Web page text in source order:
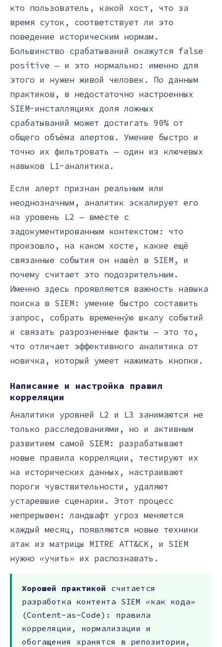
кто пользователь, какой хост, что за
время суток, соответствует ли это
поведение историческим нормам.
Большинство срабатываний окажутся false
positive — и это нормально: именно для
этого и нужен живой человек. По данным
практиков, в недостаточно настроенных
SIEM-инсталляциях доля ложных
срабатываний может достигать 90% от
общего объёма алертов. Умение быстро и
точно их фильтровать — один из ключевых
навыков L1-аналитика.
Если алерт признан реальным или
неоднозначным, аналитик эскалирует его
на уровень L2 — вместе с
задокументированным контекстом: что
произошло, на каком хосте, какие ещё
связанные события он нашёл в SIEM, и
почему считает это подозрительным.
Именно здесь проявляется важность навыка
поиска в SIEM: умение быстро составить
запрос, собрать временну́ю шкалу событий
и связать разрозненные факты — это то,
что отличает эффективного аналитика от
новичка, который умеет нажимать кнопки.
Написание и настройка правил
корреляции
Аналитики уровней L2 и L3 занимаются не
только расследованиями, но и активным
развитием самой SIEM: разрабатывают
новые правила корреляции, тестируют их
на исторических данных, настраивают
пороги чувствительности, удаляют
устаревшие сценарии. Этот процесс
непрерывен: ландшафт угроз меняется
каждый месяц, появляются новые техники
атак из матрицы MITRE ATT&CK, и SIEM
нужно «учить» их распознавать.
Хорошей практикой считается
разработка контента SIEM «как кода»
(Content-as-Code): правила
корреляции, нормализации и
обогащения хранятся в репозитории,